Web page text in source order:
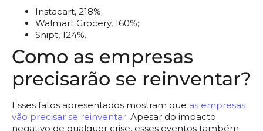
Instacart, 218%;
Walmart Grocery, 160%;
Shipt, 124%.
Como as empresas
precisarão se reinventar?
Esses fatos apresentados mostram que as empresas
vão precisar se reinventar. Apesar do impacto
negativo de qualquer crise, esses eventos também